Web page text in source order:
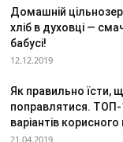
Домашній
хліб в духовці —
бабусі!
12.12.2019
Як правильно їсти,
поправлятися. ТОП-
варіантів
21.04.2019